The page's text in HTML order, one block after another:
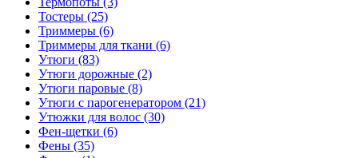
Тостеры (25)
Триммеры (6)
Триммеры для ткани (6)
Утюги (83)
Утюги дорожные (2)
Утюги паровые (8)
Утюги с парогенератором (21)
Утюжки для волос (30)
Фен-щетки (6)
Фены (35)